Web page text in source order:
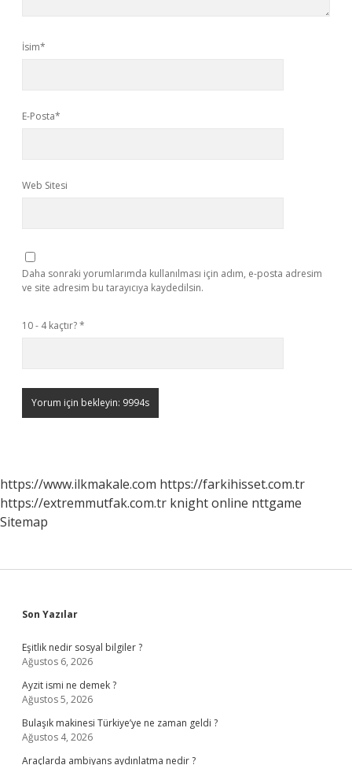
İsim*
E-Posta*
Web Sitesi
Daha sonraki yorumlarımda kullanılması için adım, e-posta adresim
ve site adresim bu tarayıcıya kaydedilsin.
10 - 4 kaçtır?*
https://www.ilkmakale.com https://farkihisset.com.tr
https://extremmutfak.com.tr knight online nttgame
Sitemap
Sidebar
Son Yazılar
Eşitlik nedir sosyal bilgiler ?
Ağustos 6, 2026
Ayzit ismi ne demek ?
Ağustos 5, 2026
Bulaşık makinesi Türkiye’ye ne zaman geldi ?
Ağustos 4, 2026
Araçlarda ambiyans aydınlatma nedir ?